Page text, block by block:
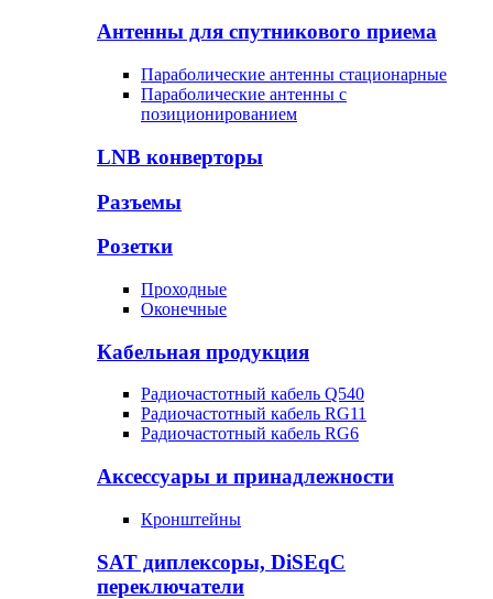
Антенны для спутникового приема
Параболические антенны стационарные
Параболические антенны с
позиционированием
LNB конверторы
Разъемы
Розетки
Проходные
Оконечные
Кабельная продукция
Радиочастотный кабель Q540
Радиочастотный кабель RG11
Радиочастотный кабель RG6
Аксессуары и принадлежности
Кронштейны
SAT диплексоры, DiSEqC
переключатели